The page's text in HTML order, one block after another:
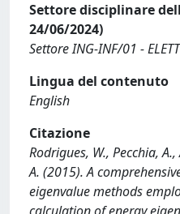
Settore disciplinare
24/06/2024)
Settore ING-INF/01 -
Lingua del contenuto
English
Citazione
Rodrigues, W., Pecchia,
A. (2015). A
eigenvalue methods